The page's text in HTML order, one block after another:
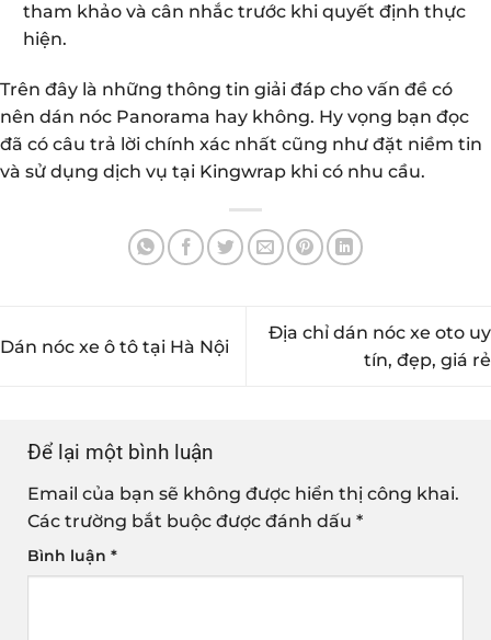
tham khảo và cân nhắc trước khi quyết định thực
hiện.
Trên đây là những thông tin giải đáp cho vấn đề có
nên dán nóc Panorama hay không. Hy vọng bạn đọc
đã có câu trả lời chính xác nhất cũng như đặt niềm tin
và sử dụng dịch vụ tại Kingwrap khi có nhu cầu.
Dán nóc xe ô tô tại Hà Nội
Địa chỉ dán nóc xe oto uy
tín, đẹp, giá rẻ
Để lại một bình luận
Email của bạn sẽ không được hiển thị công khai.
Các trường bắt buộc được đánh dấu *
Bình luận *